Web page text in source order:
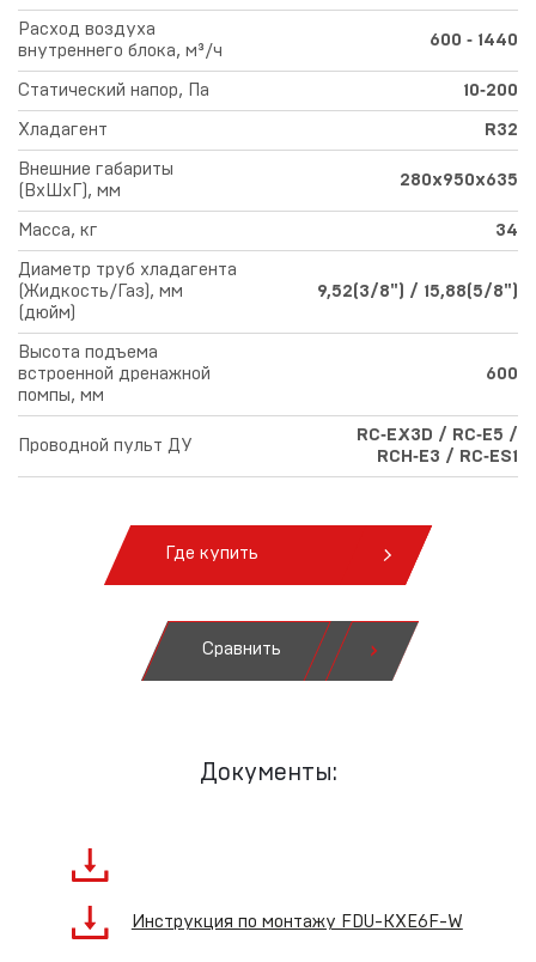
Расход воздуха
внутреннего блока, м³/ч
600 ‑ 1440
Статический напор, Па 10‑200
Хладагент R32
Внешние габариты
(ВхШхГ), мм
280х950х635
Масса, кг 34
Диаметр труб хладагента
(Жидкость/Газ), мм
(дюйм)
9,52(3/8") / 15,88(5/8")
Высота подъема
встроенной дренажной
помпы, мм
600
Проводной пульт ДУ
RC‑EX3D / RC‑E5 /
RCH‑E3 / RC‑ES1
Где купить
Сравнить
Документы:
Инструкция по монтажу FDU-KXE6F-W